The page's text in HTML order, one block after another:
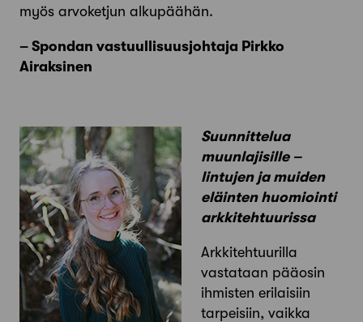
myös arvoketjun alkupäähän.
– Spondan vastuullisuusjohtaja Pirkko
Airaksinen
Suunnittelua
muunlajisille –
lintujen ja muiden
eläinten huomiointi
arkkitehtuurissa
Arkkitehtuurilla
vastataan pääosin
ihmisten erilaisiin
tarpeisiin, vaikka